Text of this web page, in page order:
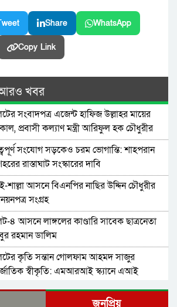
Share WhatsApp
Copy Link
আরও খবর
সংবাদপত্র এজেন্ট হাফিজ উল্লাহর মায়ের
প্রবাসী কল্যাণ মন্ত্রী আরিফুল হক চৌধুরীর
সংযোগ সড়কেও চরম ভোগান্তি: শাহপরান
রাস্তাঘাট সংস্কারের দাবি
শাল্লা আসনে বিএনপির নাছির উদ্দিন চৌধুরীর
সংগ্রহ
৪ আসনে লাঙ্গলের কাণ্ডারি সাবেক ছাত্রনেতা
রহমান ডালিম
কৃতি সন্তান গোলফাম আহমদ সাজুর
স্বীকৃতি: এমআরআই স্ক্যানে এআই
নাছির চৌধুরী’র পক্ষে ৩১ দফার লিফলেট
জনপ্রিয়